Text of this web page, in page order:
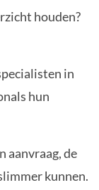
houden?
in
hun
aanvraag, de
kunnen.